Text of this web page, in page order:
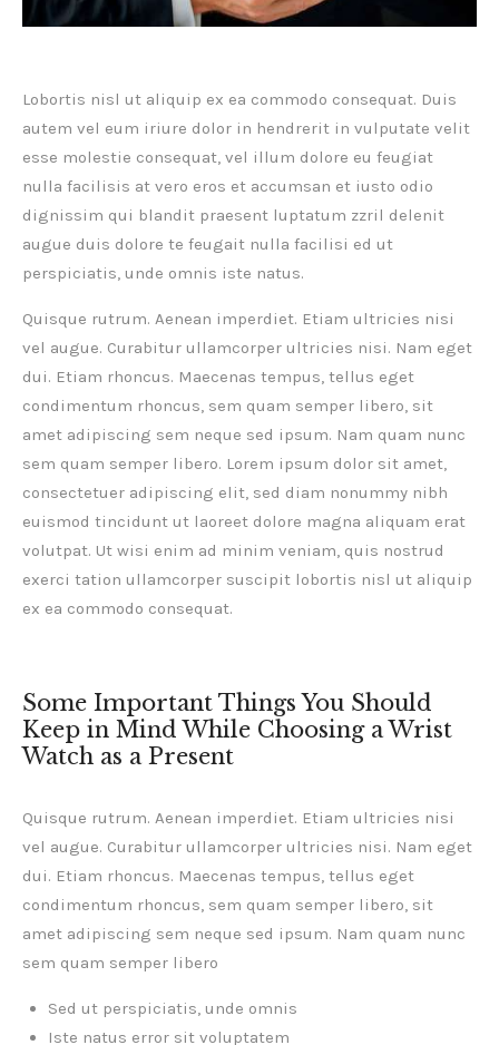
Lobortis nisl ut aliquip ex ea commodo consequat. Duis
autem vel eum iriure dolor in hendrerit in vulputate velit
esse molestie consequat, vel illum dolore eu feugiat
nulla facilisis at vero eros et accumsan et iusto odio
dignissim qui blandit praesent luptatum zzril delenit
augue duis dolore te feugait nulla facilisi ed ut
perspiciatis, unde omnis iste natus.
Quisque rutrum. Aenean imperdiet. Etiam ultricies nisi
vel augue. Curabitur ullamcorper ultricies nisi. Nam eget
dui. Etiam rhoncus. Maecenas tempus, tellus eget
condimentum rhoncus, sem quam semper libero, sit
amet adipiscing sem neque sed ipsum. Nam quam nunc
sem quam semper libero. Lorem ipsum dolor sit amet,
consectetuer adipiscing elit, sed diam nonummy nibh
euismod tincidunt ut laoreet dolore magna aliquam erat
volutpat. Ut wisi enim ad minim veniam, quis nostrud
exerci tation ullamcorper suscipit lobortis nisl ut aliquip
ex ea commodo consequat.
Some Important Things You Should
Keep in Mind While Choosing a Wrist
Watch as a Present
Quisque rutrum. Aenean imperdiet. Etiam ultricies nisi
vel augue. Curabitur ullamcorper ultricies nisi. Nam eget
dui. Etiam rhoncus. Maecenas tempus, tellus eget
condimentum rhoncus, sem quam semper libero, sit
amet adipiscing sem neque sed ipsum. Nam quam nunc
sem quam semper libero
Sed ut perspiciatis, unde omnis
Iste natus error sit voluptatem